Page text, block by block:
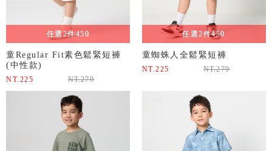
任選2件450
童Regular Fit素色鬆緊短褲
(中性款)
NT. 225 NT.279
任選2件450
童蜘蛛人全鬆緊短褲
NT. 225 NT.279